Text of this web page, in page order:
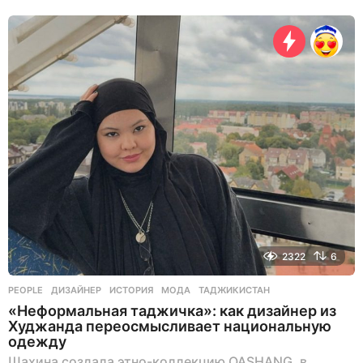
н
я
н
а
а
д
2322 6
PEOPLE ДИЗАЙНЕР ,ИСТОРИЯ ,МОДА ,ТАДЖИКИСТАН
«Неформальная таджичка»: как дизайнер из
Худжанда переосмысливает национальную
одежду